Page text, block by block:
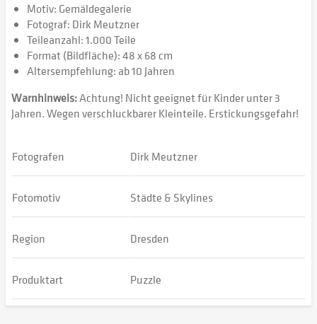
Motiv: Gemäldegalerie
Fotograf: Dirk Meutzner
Teileanzahl: 1.000 Teile
Format (Bildfläche): 48 x 68 cm
Altersempfehlung: ab 10 Jahren
Warnhinweis:Achtung! Nicht geeignet für Kinder unter 3
Jahren. Wegen verschluckbarer Kleinteile. Erstickungsgefahr!
Fotografen Dirk Meutzner
Fotomotiv Städte & Skylines
Region Dresden
Produktart Puzzle